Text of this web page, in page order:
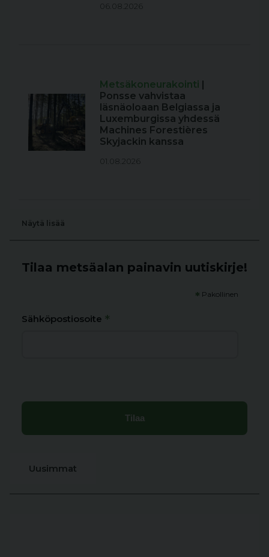
06.08.2026
Metsäkoneurakointi |
Ponsse vahvistaa
läsnäoloaan Belgiassa ja
Luxemburgissa yhdessä
Machines Forestières
Skyjackin kanssa
01.08.2026
Näytä lisää
Tilaa metsäalan painavin uutiskirje!
* Pakollinen
Sähköpostiosoite *
Uusimmat